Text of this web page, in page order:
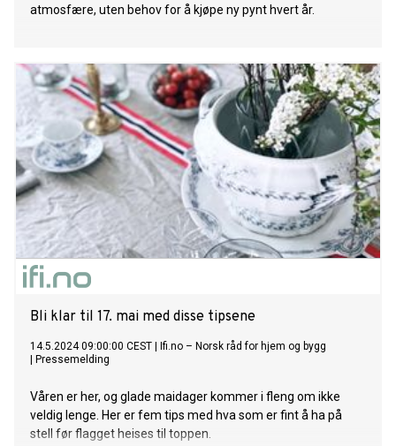
atmosfære, uten behov for å kjøpe ny pynt hvert år.
Bli klar til 17. mai med disse tipsene
14.5.2024 09:00:00 CEST
Ifi.no – Norsk råd for hjem og bygg
Pressemelding
Våren er her, og glade maidager kommer i fleng om ikke
veldig lenge. Her er fem tips med hva som er fint å ha på
stell før flagget heises til toppen.